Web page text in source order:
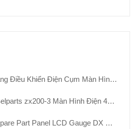
Assy Gauge zx200w zx170w zx190w-3 zx220w-3 zx210w-3 4653783 4653780
3 Màn Hình Điện 4652262 Bảng Điều Khiển Thiết Bị
sl225lc-V sl220lc-6 dh225-7 2621-6012 539-00048g 300426-00084 Thứ Hai